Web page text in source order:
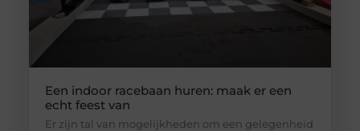
Een indoor racebaan huren: maak er een
echt feest van
Er zijn tal van mogelijkheden om een gelegenheid